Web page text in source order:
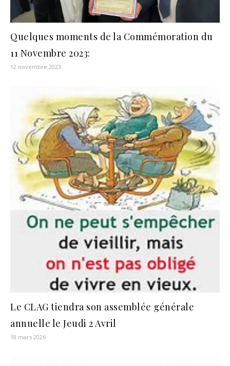
Quelques moments de la Commémoration du
11 Novembre 2023:
12 novembre 2023
Le CLAG tiendra son assemblée générale
annuelle le Jeudi 2 Avril
18 mars 2026